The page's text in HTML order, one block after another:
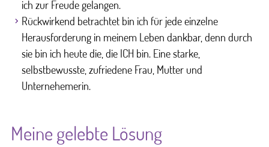
ich zur Freude gelangen.
Rückwirkend betrachtet bin ich für jede einzelne
Herausforderung in meinem Leben dankbar, denn durch
sie bin ich heute die, die ICH bin. Eine starke,
selbstbewusste, zufriedene Frau, Mutter und
Unternehemerin.
Meine gelebte Lösung